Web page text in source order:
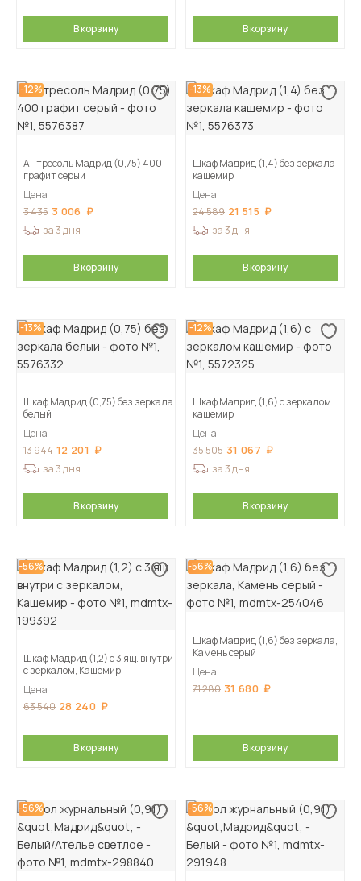
В корзину В корзину
-12%
Антресоль Мадрид (0,75) 400
графит серый
Цена
3 435 3 006
за 3 дня
В корзину
-13%
Шкаф Мадрид (1,4) без зеркала
кашемир
Цена
24 589 21 515
за 3 дня
В корзину
-13%
Шкаф Мадрид (0,75) без зеркала
белый
Цена
13 944 12 201
за 3 дня
В корзину
-12%
Шкаф Мадрид (1,6) с зеркалом
кашемир
Цена
35 505 31 067
за 3 дня
В корзину
-56%
Шкаф Мадрид (1,2) с 3 ящ. внутри
с зеркалом, Кашемир
Цена
63 540 28 240
В корзину
-56%
Шкаф Мадрид (1,6) без зеркала,
Камень серый
Цена
71 280 31 680
В корзину
-56% -56%